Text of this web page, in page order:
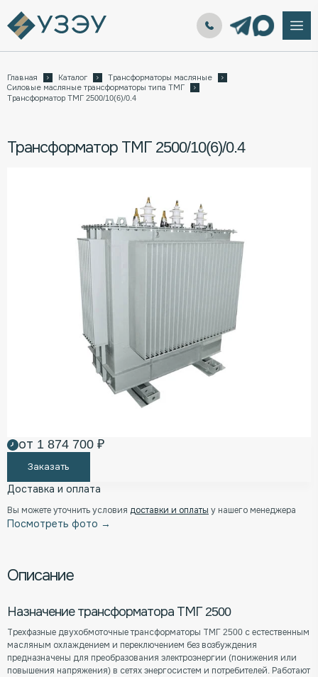
Главная Каталог
Трансформаторы масляные
Силовые масляные трансформаторы типа ТМГ
Трансформатор ТМГ 2500/10(6)/0.4
Трансформатор ТМГ 2500/10(6)/0.4
от 1 874 700 ₽
Заказать
Доставка и оплата
Вы можете уточнить условия доставки и оплаты у нашего менеджера
Посмотреть фото →
Описание
Назначение трансформатора ТМГ 2500
Трехфазные двухобмоточные трансформаторы ТМГ 2500 с естественным
масляным охлаждением и переключением без возбуждения
предназначены для преобразования электроэнергии (понижения или
повышения напряжения) в сетях энергосистем и потребителей. Работают